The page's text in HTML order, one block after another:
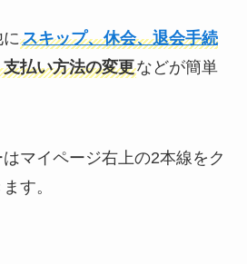
スキップ、休会、退会手続
払い方法の変更などが簡単
マイページ右上の2本線をク
す。